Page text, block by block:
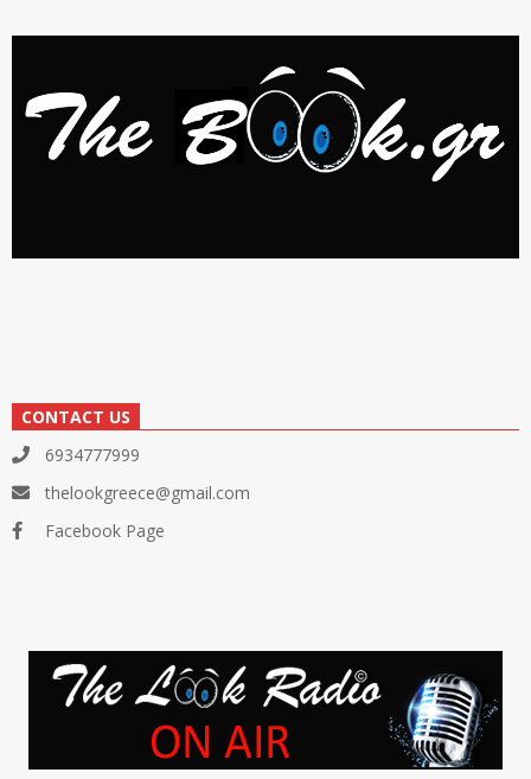
CONTACT US
6934777999
thelookgreece@gmail.com
Facebook Page